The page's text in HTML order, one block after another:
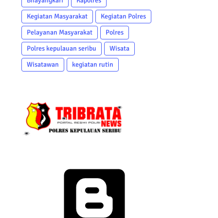
Kegiatan Masyarakat
Kegiatan Polres
Pelayanan Masyarakat
Polres
Polres kepulauan seribu
Wisata
Wisatawan
kegiatan rutin